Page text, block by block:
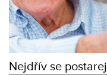
Nejdřív se